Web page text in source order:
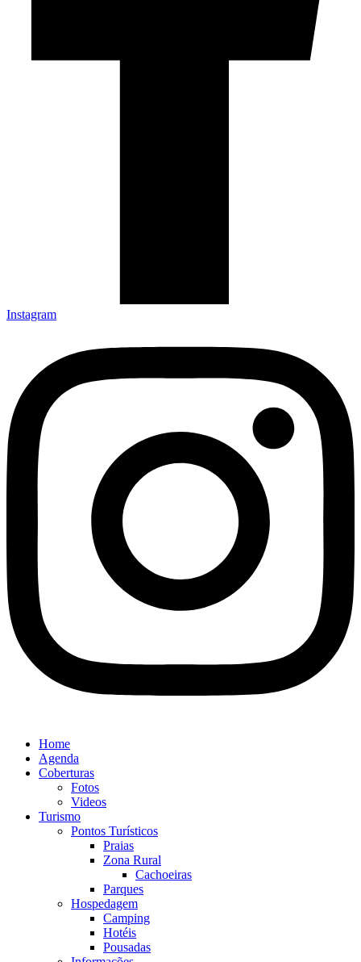
Instagram
Home
Agenda
Coberturas
Fotos
Videos
Turismo
Pontos Turísticos
Praias
Zona Rural
Cachoeiras
Parques
Hospedagem
Camping
Hotéis
Pousadas